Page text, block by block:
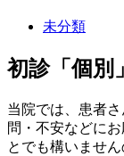
未分類
初診「個別
当院では、患者
問・不安などに
とでも構いませ